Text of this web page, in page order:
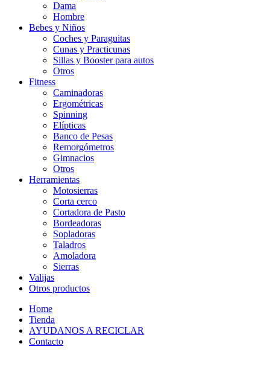
Dama
Hombre
Bebes y Niños
Coches y Paraguitas
Cunas y Practicunas
Sillas y Booster para autos
Otros
Fitness
Caminadoras
Ergométricas
Spinning
Elípticas
Banco de Pesas
Remorgómetros
Gimnacios
Otros
Herramientas
Motosierras
Corta cerco
Cortadora de Pasto
Bordeadoras
Sopladoras
Taladros
Amoladora
Sierras
Valijas
Otros productos
Home
Tienda
AYUDANOS A RECICLAR
Contacto